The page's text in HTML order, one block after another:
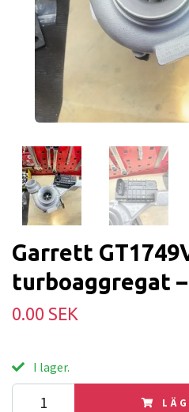
Garrett
turboaggregat –
0.00 SEK
I lager.